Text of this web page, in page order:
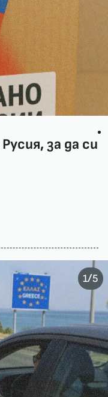
за да си
1/5